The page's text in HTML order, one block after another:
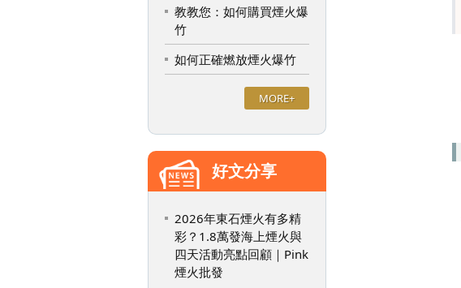
教教您：如何購買煙火爆
竹
如何正確燃放煙火爆竹
MORE+
好文分享
2026年東石煙火有多精
彩？1.8萬發海上煙火與
四天活動亮點回顧｜Pink
煙火批發